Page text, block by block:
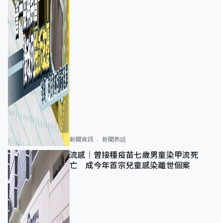
新聞資訊 新聞熱話
流感｜曾接種疫苗七歲男童染甲流死
亡 成今年首宗兒童感染離世個案